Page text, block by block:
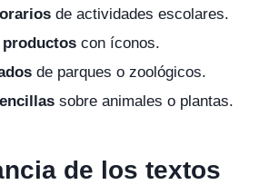
de actividades escolares.
productos con íconos.
de parques o zoológicos.
sobre animales o plantas.
de los textos